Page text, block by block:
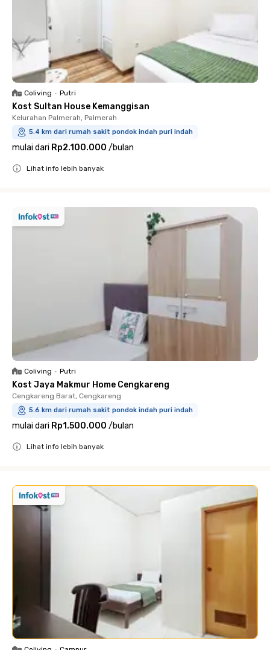
Coliving • Putri
Kost Sultan House Kemanggisan
Kelurahan Palmerah, Palmerah
5.4 km dari rumah sakit pondok indah puri indah
mulai dari Rp2.100.000 /bulan
Lihat info lebih banyak
Coliving • Putri
Kost Jaya Makmur Home Cengkareng
Cengkareng Barat, Cengkareng
5.6 km dari rumah sakit pondok indah puri indah
mulai dari Rp1.500.000 /bulan
Lihat info lebih banyak